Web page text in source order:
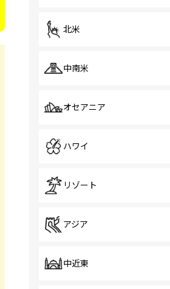
北米
中南米
オセアニア
ハワイ
リゾート
アジア
中近東